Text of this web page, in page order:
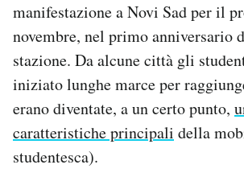
manifestazione a Novi Sad per il
novembre, nel primo anniversario
stazione. Da alcune città gli
iniziato lunghe marce per
erano diventate, a un certo punto,
caratteristiche principali della
studentesca).